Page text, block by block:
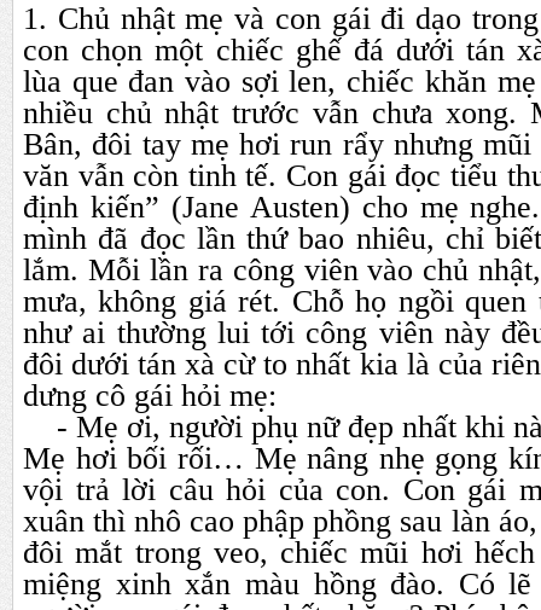
1. Chủ nhật mẹ và con gái đi dạo
con chọn một chiếc ghế đá dưới tán
lùa que đan vào sợi len, chiếc khăn
nhiều chủ nhật trước vẫn chưa xong.
Bân, đôi tay mẹ hơi run rẩy nhưng mũi
văn vẫn còn tinh tế. Con gái đọc tiểu
định kiến” (Jane Austen) cho mẹ
mình đã đọc lần thứ bao nhiêu, chỉ
lắm. Mỗi lần ra công viên vào chủ
mưa, không giá rét. Chỗ họ ngồi quen
như ai thường lui tới công viên này
đôi dưới tán xà cừ to nhất kia là của
dưng cô gái hỏi mẹ:
- Mẹ ơi, người phụ nữ đẹp nhất khi
Mẹ hơi bối rối… Mẹ nâng nhẹ gọng
vội trả lời câu hỏi của con. Con gái
xuân thì nhô cao phập phồng sau làn
đôi mắt trong veo, chiếc mũi hơi
miệng xinh xắn màu hồng đào. Có